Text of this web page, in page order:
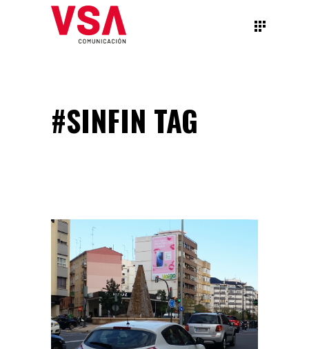
#SINFIN TAG